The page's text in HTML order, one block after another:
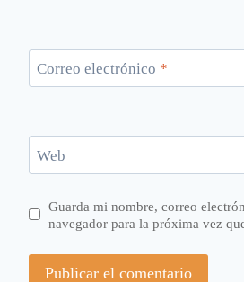
Correo electrónico *
Web
Guarda mi nombre, correo
navegador para la próxima vez